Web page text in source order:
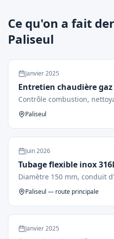
Ce qu'on a fait
Paliseul
Janvier2025
Entretien chaudière gaz
Contrôle combustion,
Paliseul
Juin2026
Tubage flexible inox
Diamètre 150 mm, conduit
Paliseul — route principale
Janvier2025